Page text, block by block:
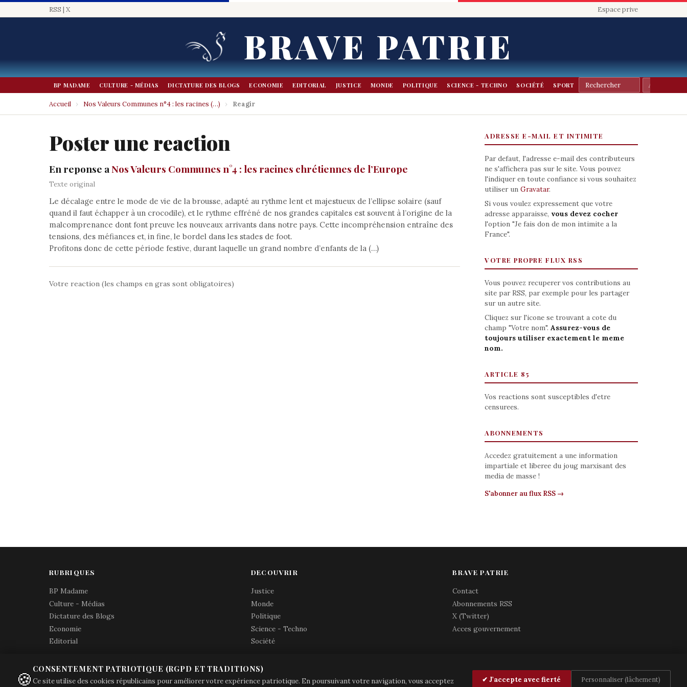
RSS | X Espace prive
BRAVE PATRIE
BP MADAME CULTURE - MÉDIAS DICTATURE DES BLOGS ECONOMIE EDITORIAL JUSTICE MONDE POLITIQUE SCIENCE - TECHNO SOCIÉTÉ SPORT
Accueil › Nos Valeurs Communes n°4 : les racines (…) › Reagir
Poster une reaction
En reponse aNos Valeurs Communes n°4 : les racines chrétiennes de l’Europe
Texte original
Le décalage entre le mode de vie de la brousse, adapté au rythme lent et majestueux de l’ellipse solaire (sauf
quand il faut échapper à un crocodile), et le rythme effréné de nos grandes capitales est souvent à l’origine de la
malcomprenance dont font preuve les nouveaux arrivants dans notre pays. Cette incompréhension entraîne des
tensions, des méfiances et, in fine, le bordel dans les stades de foot.
Profitons donc de cette période festive, durant laquelle un grand nombre d’enfants de la (…)
Votre reaction (les champs en gras sont obligatoires)
ADRESSE E-MAIL ET INTIMITE
Par defaut, l'adresse e-mail des contributeurs
ne s'affichera pas sur le site. Vous pouvez
l'indiquer en toute confiance si vous souhaitez
utiliser un Gravatar.
Si vous voulez expressement que votre
adresse apparaisse, vous devez cocher
l'option "Je fais don de mon intimite a la
France".
VOTRE PROPRE FLUX RSS
Vous pouvez recuperer vos contributions au
site par RSS, par exemple pour les partager
sur un autre site.
Cliquez sur l'icone se trouvant a cote du
champ "Votre nom". Assurez-vous de
toujours utiliser exactement le meme
nom.
ARTICLE 85
Vos reactions sont susceptibles d'etre
censurees.
ABONNEMENTS
Accedez gratuitement a une information
impartiale et liberee du joug marxisant des
media de masse !
S'abonner au flux RSS →
RUBRIQUES
BP Madame
Culture - Médias
Dictature des Blogs
Economie
Editorial
DECOUVRIR
Justice
Monde
Politique
Science - Techno
Société
BRAVE PATRIE
Contact
Abonnements RSS
X (Twitter)
Acces gouvernement
© Brave Patrie + friends—
🍪
CONSENTEMENT PATRIOTIQUE (RGPD ET TRADITIONS)
Ce site utilise des cookies républicains pour améliorer votre expérience patriotique. En poursuivant votre navigation, vous acceptez
✔ J'accepte avec fierté Personnaliser (lâchement)